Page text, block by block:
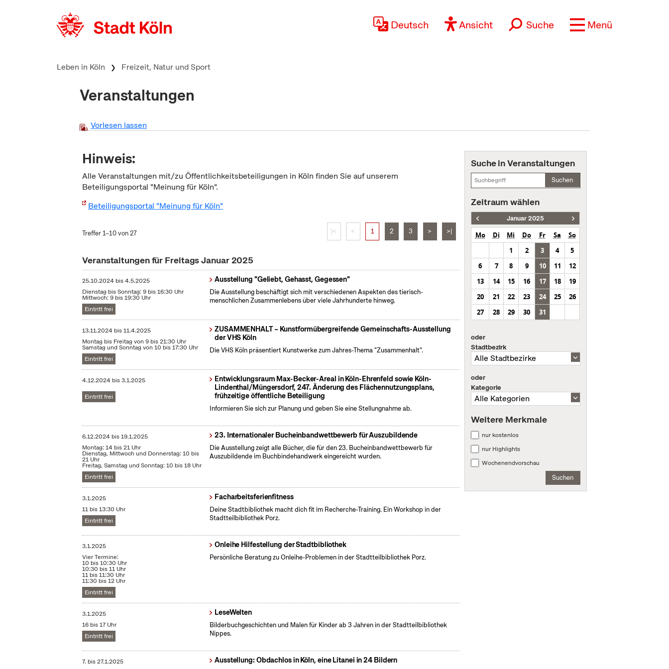
Deutsch Ansicht Suche Menü
Leben in Köln Freizeit, Natur und Sport
Veranstaltungen
Vorlesen lassen
Hinweis:
Alle Veranstaltungen mit/zu Öffentlichkeitsbeteiligungen in Köln finden Sie auf unserem
Beteiligungsportal "Meinung für Köln".
Beteiligungsportal "Meinung für Köln"
Treffer 1–10 von 27 |< < 1 2 3 > >|
Veranstaltungen für Freitags Januar 2025
25.10.2024 bis4.5.2025
Dienstag bis Sonntag: 9 bis 16:30 Uhr
Mittwoch: 9 bis 19:30 Uhr
Eintritt frei
Ausstellung "Geliebt, Gehasst, Gegessen"
Die Ausstellung beschäftigt sich mit verschiedenen Aspekten des tierisch-
menschlichen Zusammenlebens über viele Jahrhunderte hinweg.
13.11.2024 bis11.4.2025
Montag bis Freitag von 9 bis 21:30 Uhr
Samstag und Sonntag von 10 bis 17:30 Uhr
Eintritt frei
ZUSAMMENHALT – Kunstformübergreifende Gemeinschafts-Ausstellung
der VHS Köln
Die VHS Köln präsentiert Kunstwerke zum Jahres-Thema "Zusammenhalt".
4.12.2024 bis3.1.2025
Eintritt frei
Entwicklungsraum Max-Becker-Areal in Köln-Ehrenfeld sowie Köln-
Lindenthal/Müngersdorf, 247. Änderung des Flächennutzungsplans,
frühzeitige öffentliche Beteiligung
Informieren Sie sich zur Planung und geben Sie eine Stellungnahme ab.
6.12.2024 bis19.1.2025
Montag: 14 bis 21 Uhr
Dienstag, Mittwoch und Donnerstag: 10 bis
21 Uhr
Freitag, Samstag und Sonntag: 10 bis 18 Uhr
Eintritt frei
23. Internationaler Bucheinbandwettbewerb für Auszubildende
Die Ausstellung zeigt alle Bücher, die für den 23. Bucheinbandwettbewerb für
Auszubildende im Buchbindehandwerk eingereicht wurden.
3.1.2025
11 bis 13:30 Uhr
Eintritt frei
Facharbeitsferienfitness
Deine Stadtbibliothek macht dich fit im Recherche-Training. Ein Workshop in der
Stadtteilbibliothek Porz.
3.1.2025
Vier Termine:
10 bis 10:30 Uhr
10:30 bis 11 Uhr
11 bis 11:30 Uhr
11:30 bis 12 Uhr
Eintritt frei
Onleihe Hilfestellung der Stadtbibliothek
Persönliche Beratung zu Onleihe-Problemen in der Stadtteilbibliothek Porz.
3.1.2025
16 bis 17 Uhr
Eintritt frei
LeseWelten
Bilderbuchgeschichten und Malen für Kinder ab 3 Jahren in der Stadtteilbibliothek
Nippes.
7. bis27.1.2025
Ausstellung: Obdachlos in Köln, eine Litanei in 24 Bildern
Suche in Veranstaltungen
Suchen
Zeitraum wählen
Januar 2025
Mo Di Mi Do Fr Sa
So
1
2 3 4
5
6
7 8 9 10 11
12
13
14 15 16 17 18
19
20
21 22 23 24 25
26
27
28 29 30 31
oder
Stadtbezirk
oder
Kategorie
Weitere Merkmale
nur kostenlos
nur Highlights
Wochenendvorschau
Suchen